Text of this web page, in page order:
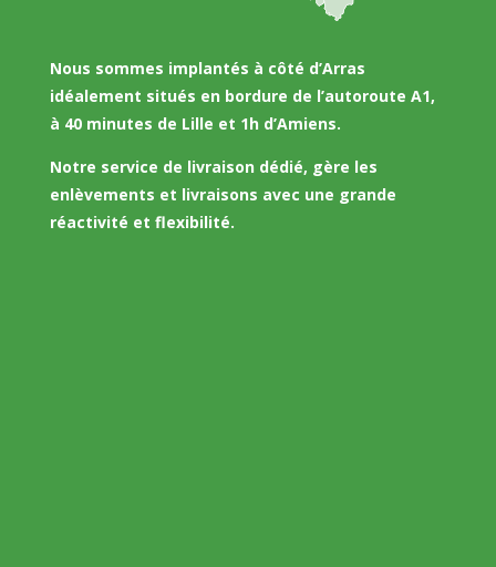
Nous sommes implantés à côté d’Arras
idéalement situés en bordure de l’autoroute A1,
à 40 minutes de Lille et 1h d’Amiens.
Notre service de livraison dédié, gère les
enlèvements et livraisons avec une grande
réactivité et flexibilité.